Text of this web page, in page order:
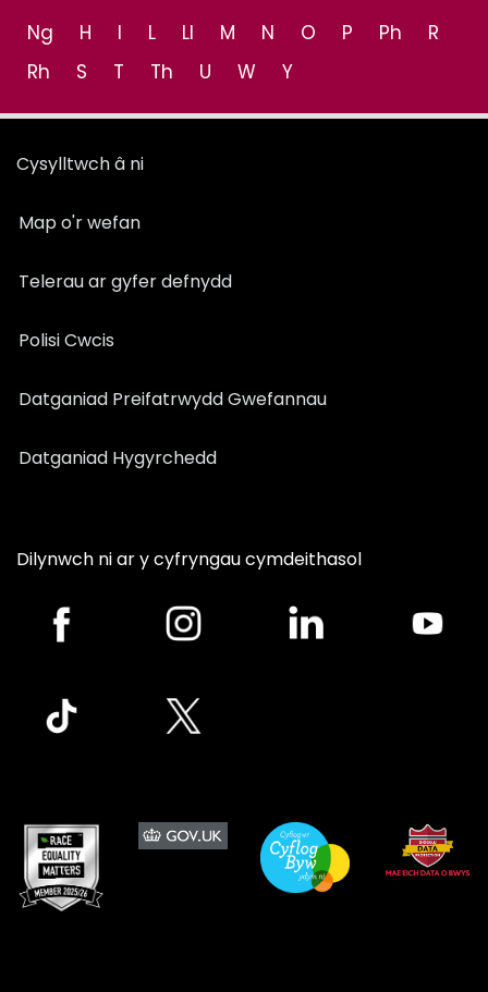
Ng
H I L Ll M N O P Ph
R
Rh
S T Th U W Y
Cysylltwch â ni
Map o'r wefan
Telerau ar gyfer defnydd
Polisi Cwcis
Datganiad Preifatrwydd Gwefannau
Datganiad Hygyrchedd
Dilynwch ni ar y cyfryngau cymdeithasol